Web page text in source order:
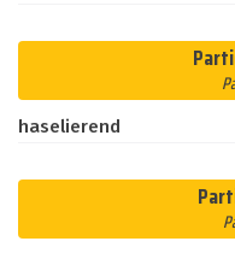
haselierend